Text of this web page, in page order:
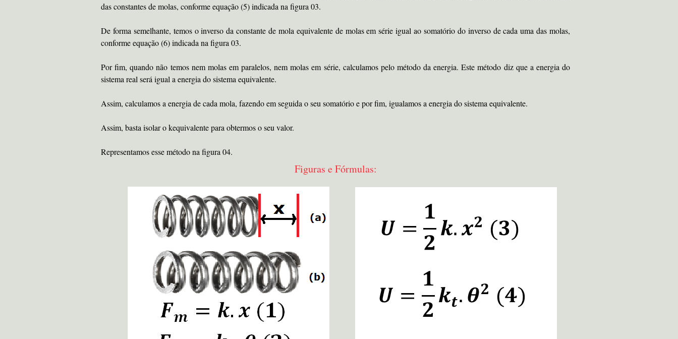
das constantes de molas, conforme equação (5) indicada na figura 03.
De forma semelhante, temos o inverso da constante de mola equivalente de molas em série igual ao somatório do inverso de cada uma das molas,
conforme equação (6) indicada na figura 03.
Por fim, quando não temos nem molas em paralelos, nem molas em série, calculamos pelo método da energia. Este método diz que a energia do
sistema real será igual a energia do sistema equivalente.
Assim, calculamos a energia de cada mola, fazendo em seguida o seu somatório e por fim, igualamos a energia do sistema equivalente.
Assim, basta isolar o kequivalente para obtermos o seu valor.
Representamos esse método na figura 04.
Figuras e Fórmulas: